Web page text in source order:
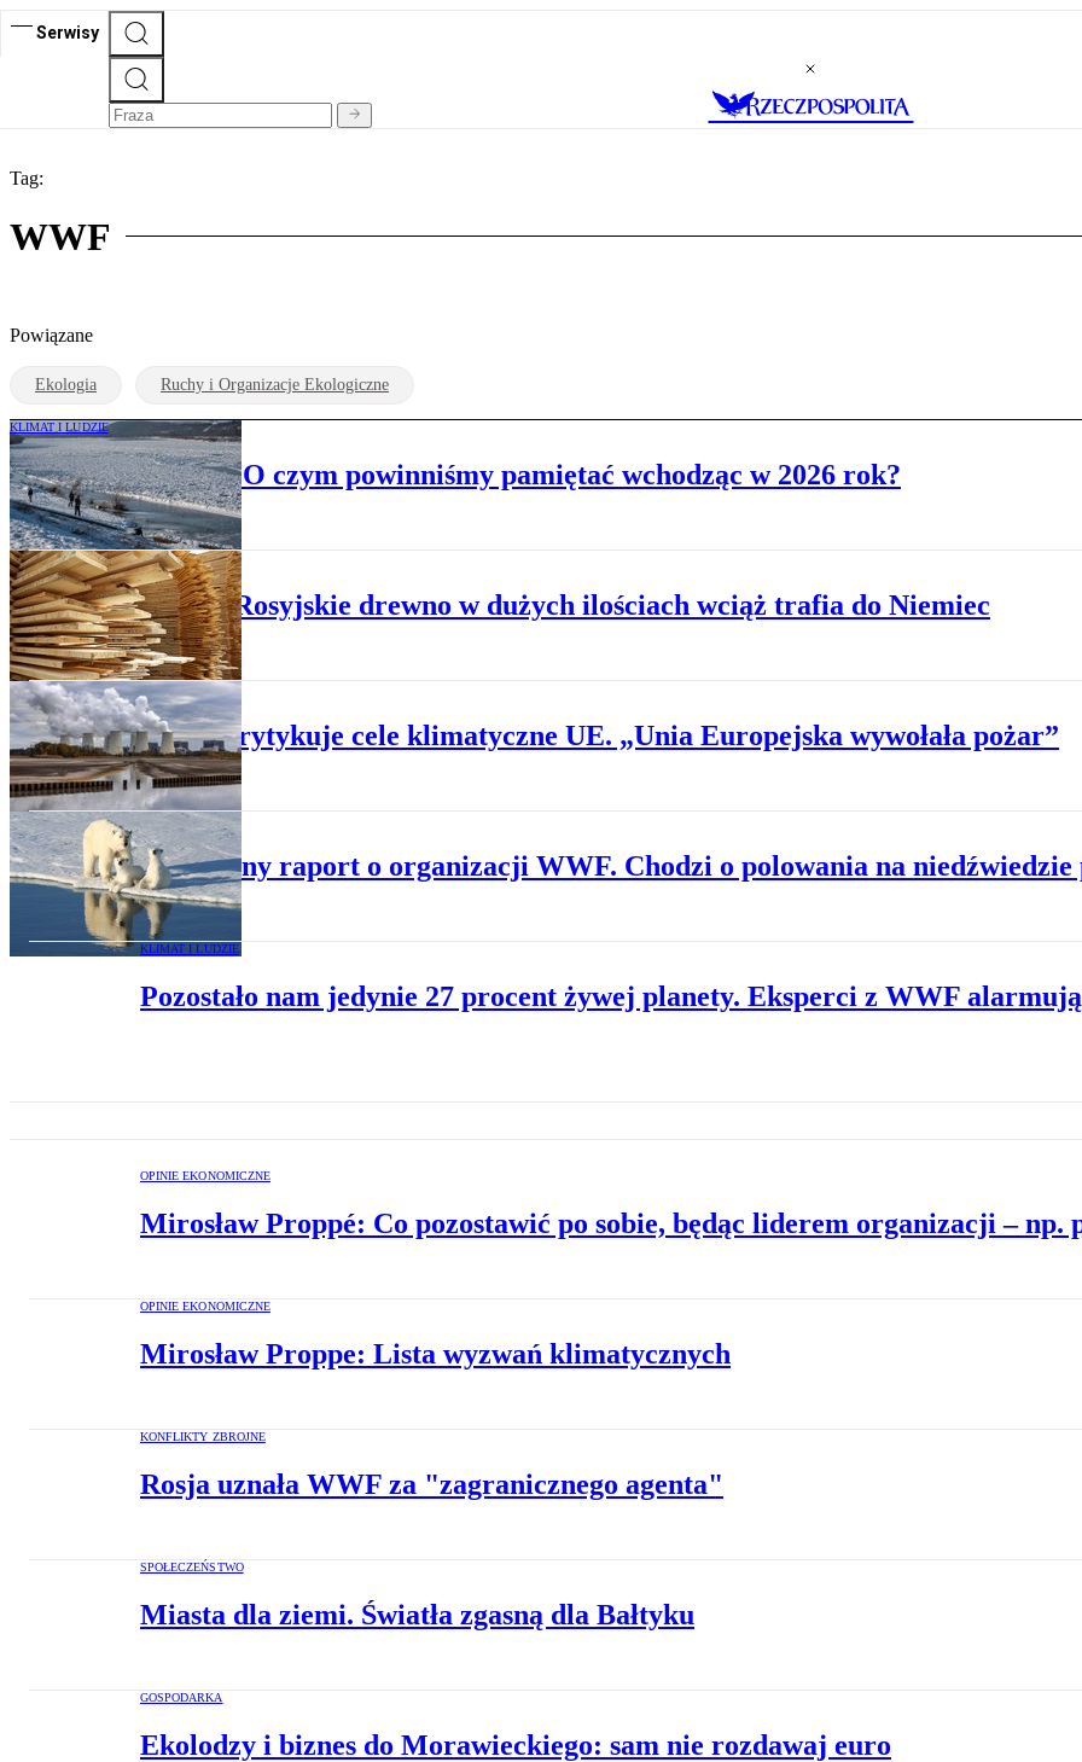
Serwisy
Tag:
WWF
Powiązane
Ekologia Ruchy i Organizacje Ekologiczne
KLIMAT I LUDZIE
Mirosław Proppé: O czym powinniśmy pamiętać wchodząc w 2026 rok?
HANDEL
WWF: Rosyjskie drewno w dużych ilościach wciąż trafia do Niemiec
PLANETA
WWF krytykuje cele klimatyczne UE. „Unia Europejska wywołała pożar”
ZWIERZĘTA
Krytyczny raport o organizacji WWF. Chodzi o polowania na niedźwiedzie
KLIMAT I LUDZIE
Pozostało nam jedynie 27 procent żywej planety. Eksperci z WWF alarmują
OPINIE EKONOMICZNE
Mirosław Proppé: Co pozostawić po sobie, będąc liderem organizacji – np.
OPINIE EKONOMICZNE
Mirosław Proppe: Lista wyzwań klimatycznych
KONFLIKTY ZBROJNE
Rosja uznała WWF za "zagranicznego agenta"
SPOŁECZEŃSTWO
Miasta dla ziemi. Światła zgasną dla Bałtyku
GOSPODARKA
Ekolodzy i biznes do Morawieckiego: sam nie rozdawaj euro